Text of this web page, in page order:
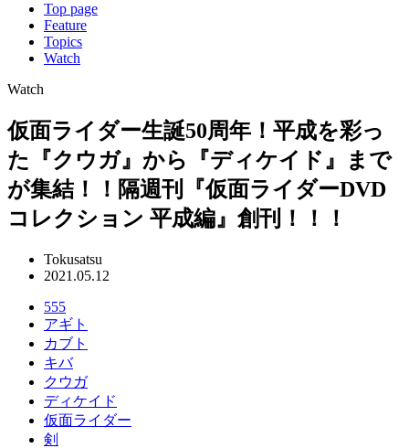
Top page
Feature
Topics
Watch
Watch
仮面ライダー生誕50周年！平成を彩っ
た『クウガ』から『ディケイド』まで
が集結！！隔週刊『仮面ライダーDVD
コレクション 平成編』創刊！！！
Tokusatsu
2021.05.12
555
アギト
カブト
キバ
クウガ
ディケイド
仮面ライダー
剣